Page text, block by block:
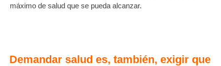
máximo de salud que se pueda alcanzar.
Demandar salud es, también, exigir que